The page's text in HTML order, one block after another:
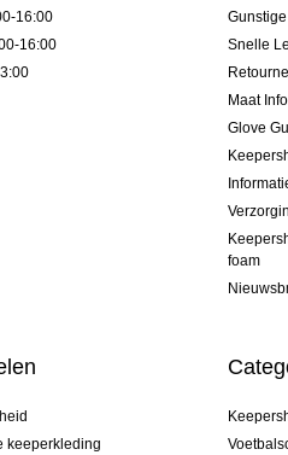
16:00
16:00
Snelle
Maat
Glove
foam
keeperkleding